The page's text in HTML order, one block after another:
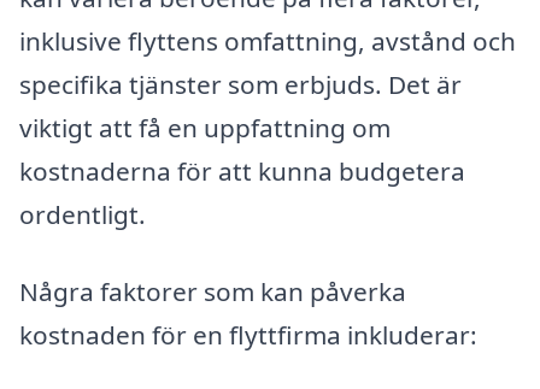
inklusive flyttens omfattning, avstånd och
specifika tjänster som erbjuds. Det är
viktigt att få en uppfattning om
kostnaderna för att kunna budgetera
ordentligt.
Några faktorer som kan påverka
kostnaden för en flyttfirma inkluderar: